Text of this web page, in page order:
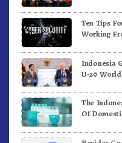
Ten Tips
Working
Indonesia
U-20
The
Of